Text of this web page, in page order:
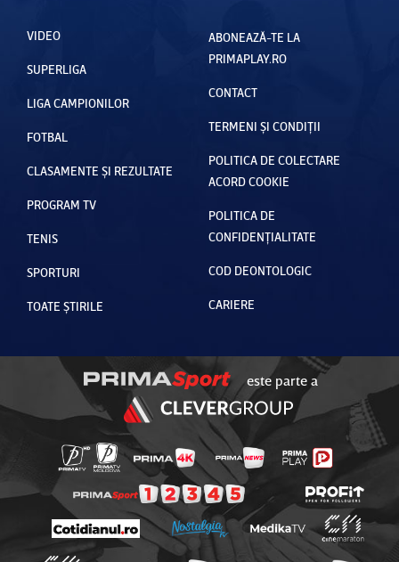
VIDEO
SUPERLIGA
LIGA CAMPIONILOR
FOTBAL
CLASAMENTE ȘI REZULTATE
PROGRAM TV
TENIS
SPORTURI
TOATE ȘTIRILE
ABONEAZĂ-TE LA
PRIMAPLAY.RO
CONTACT
TERMENI ȘI CONDIȚII
POLITICA DE COLECTARE
ACORD COOKIE
POLITICA DE
CONFIDENȚIALITATE
COD DEONTOLOGIC
CARIERE
este parte a